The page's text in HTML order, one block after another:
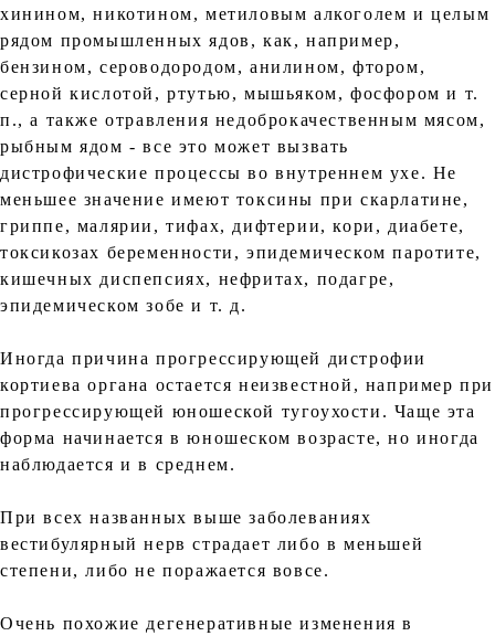
хинином, никотином, метиловым алкоголем и целым
рядом промышленных ядов, как, например,
бензином, сероводородом, анилином, фтором,
серной кислотой, ртутью, мышьяком, фосфором и т.
п., а также отравления недоброкачественным мясом,
рыбным ядом - все это может вызвать
дистрофические процессы во внутреннем ухе. Не
меньшее значение имеют токсины при скарлатине,
гриппе, малярии, тифах, дифтерии, кори, диабете,
токсикозах беременности, эпидемическом паротите,
кишечных диспепсиях, нефритах, подагре,
эпидемическом зобе и т. д.
Иногда причина прогрессирующей дистрофии
кортиева органа остается неизвестной, например при
прогрессирующей юношеской тугоухости. Чаще эта
форма начинается в юношеском возрасте, но иногда
наблюдается и в среднем.
При всех названных выше заболеваниях
вестибулярный нерв страдает либо в меньшей
степени, либо не поражается вовсе.
Очень похожие дегенеративные изменения в